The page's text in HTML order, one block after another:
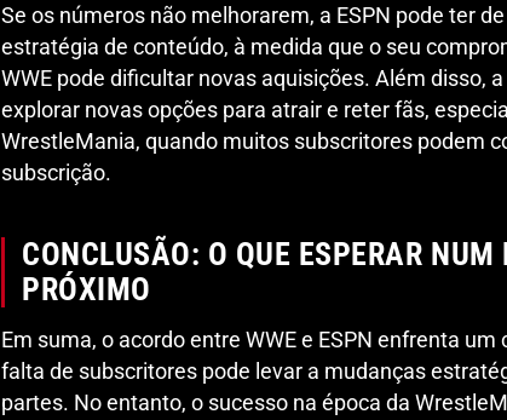
Se os números não melhorarem, a ESPN pode ter
estratégia de conteúdo, à medida que o seu
WWE pode dificultar novas aquisições. Além disso,
explorar novas opções para atrair e reter fãs,
WrestleMania, quando muitos subscritores podem
subscrição.
CONCLUSÃO: O QUE ESPERAR NUM
PRÓXIMO
Em suma, o acordo entre WWE e ESPN enfrenta
falta de subscritores pode levar a mudanças
partes. No entanto, o sucesso na época da